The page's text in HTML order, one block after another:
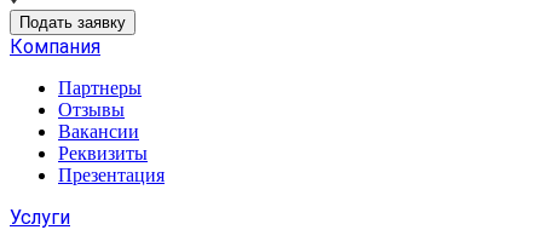
Подать заявку
Компания
Партнеры
Отзывы
Вакансии
Реквизиты
Презентация
Услуги